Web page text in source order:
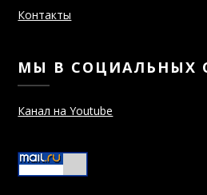
Контакты
МЫ В СОЦИАЛЬНЫХ
Канал на Youtube